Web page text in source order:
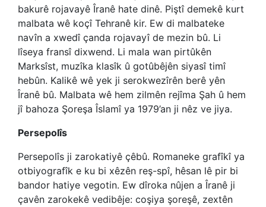
bakurê rojavayê Îranê hate dinê. Piştî demekê kurt
malbata wê koçî Tehranê kir. Ew di malbateke
navîn a xwedî çanda rojavayî de mezin bû. Li
lîseya fransî dixwend. Li mala wan pirtûkên
Marksîst, muzîka klasîk û gotûbêjên siyasî timî
hebûn. Kalikê wê yek ji serokwezîrên berê yên
Îranê bû. Malbata wê hem zilmên rejîma Şah û hem
jî bahoza Şoreşa Îslamî ya 1979’an ji nêz ve jiya.
Persepolîs
Persepolîs ji zarokatiyê çêbû. Romaneke grafîkî ya
otbiyografîk e ku bi xêzên reş-spî, hêsan lê pir bi
bandor hatiye vegotin. Ew dîroka nûjen a Îranê ji
çavên zarokekê vedibêje: coşiya şoreşê, zextên